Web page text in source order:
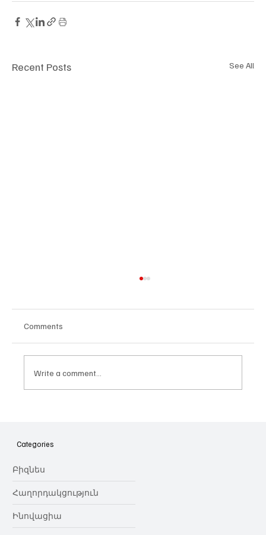
Recent Posts See All
նվիրում որոշում
Comments
Write a comment...
Categories
Բիզնես
Հաղորդակցություն
Ինովացիա